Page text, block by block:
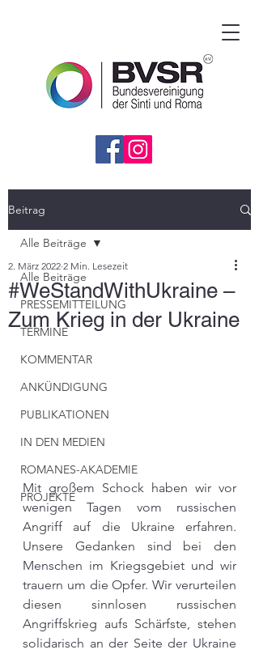
Beitrag
Alle Beiträge
PRESSEMITTEILUNG
TERMINE
KOMMENTAR
ANKÜNDIGUNG
PUBLIKATIONEN
IN DEN MEDIEN
ROMANES-AKADEMIE
PROJEKTE
Alle Beiträge
#WeStandWithUkraine –
Zum Krieg in der Ukraine
2. März 2022 2 Min. Lesezeit
Mit großem Schock haben wir vor
wenigen Tagen vom russischen
Angriff auf die Ukraine erfahren.
Unsere Gedanken sind bei den
Menschen im Kriegsgebiet und wir
trauern um die Opfer. Wir verurteilen
diesen sinnlosen russischen
Angriffskrieg aufs Schärfste, stehen
solidarisch an der Seite der Ukraine